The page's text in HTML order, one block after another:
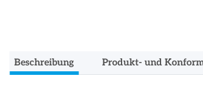
Beschreibung Produkt- und